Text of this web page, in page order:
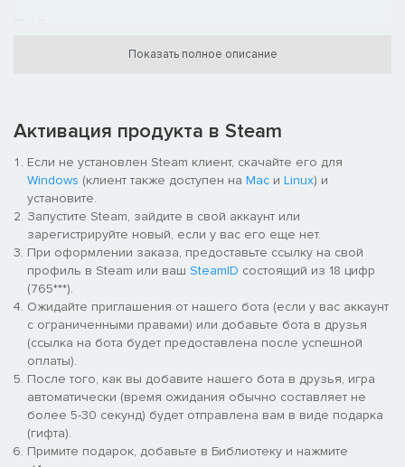
Боритесь за свою жизнь с помощью оружия ближнего и
дальнего боя.
Кастомизируйте стрелковое оружие с помощью
прогрессирующей модульной системы.
Устраивайте гонку против времени с симуляцией
распростанения инфекции по всей колонии Марса.
Мутанты со временем будут эволюционировать, так что
уничтожайте их, пока они на стадии кокона!
Яростно защищайте генератор любой ценой или умрите в
бою против нашествия мутантов.
Создание предметов
Показать полное описание
Активация продукта в Steam
Если не установлен Steam клиент, скачайте его для
Windows (клиент также доступен на Mac и Linux) и
установите.
Запустите Steam, зайдите в свой аккаунт или
зарегистрируйте новый, если у вас его еще нет.
При оформлении заказа, предоставьте ссылку на свой
профиль в Steam или ваш SteamID состоящий из 18 цифр
(765***).
Ожидайте приглашения от нашего бота (если у вас аккаунт
с ограниченными правами) или добавьте бота в друзья
(ссылка на бота будет предоставлена после успешной
оплаты).
После того, как вы добавите нашего бота в друзья, игра
автоматически (время ожидания обычно составляет не
более 5-30 секунд) будет отправлена вам в виде подарка
(гифта).
Примите подарок, добавьте в Библиотеку и нажмите